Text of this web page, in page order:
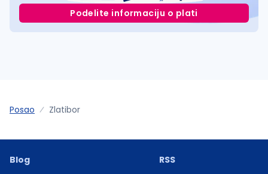
Podelite informaciju o plati
Posao Zlatibor
Blog
RSS